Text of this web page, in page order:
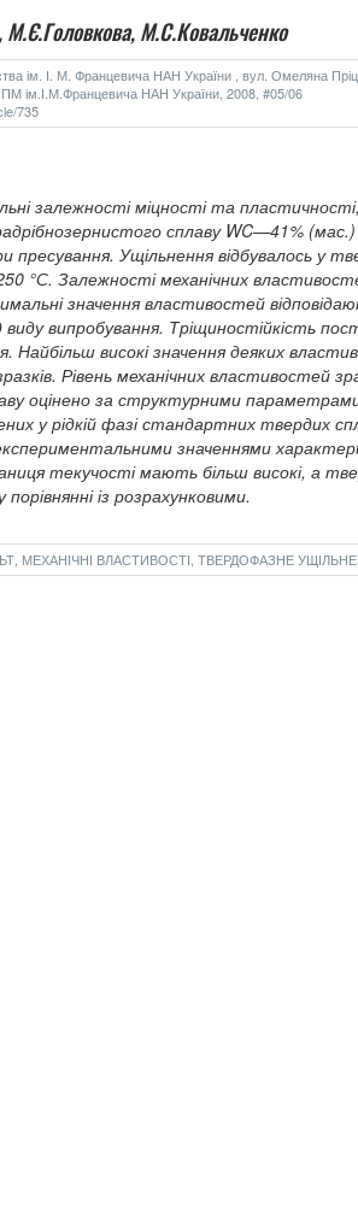
М.Є.Головкова, М.С.Ковальченко
ім. І. М. Францевича НАН України , вул. Омеляна
ім.І.М.Францевича НАН України, 2008, #05/06
735
залежності міцності та
сплаву WC—41%
Ущільнення відбувалось у
°С. Залежності механічних
значення властивостей
випробування. Тріщиностійкість
Найбільш високі значення деяких
Рівень механічних властивостей
оцінено за структурними
у рідкій фазі стандартних твердих
значеннями
текучості мають більш високі, а
із розрахунковими.
МЕХАНІЧНІ ВЛАСТИВОСТІ, ТВЕРДОФАЗНЕ